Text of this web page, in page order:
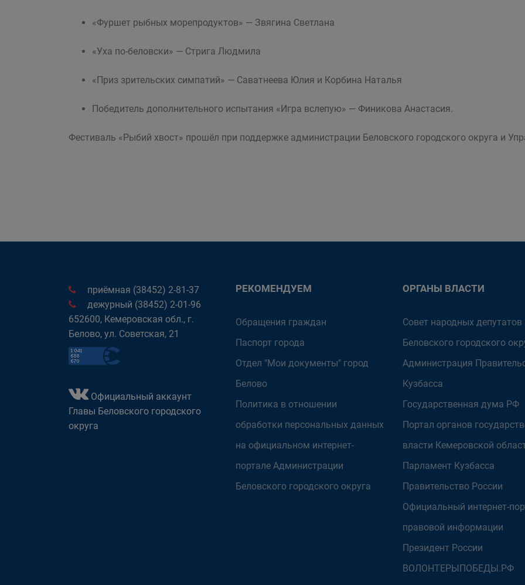
«Фуршет рыбных морепродуктов» — Звягина Светлана
«Уха по-беловски» — Стрига Людмила
«Приз зрительских симпатий» — Саватнеева Юлия и Корбина Наталья
Победитель дополнительного испытания «Игра вслепую» — Финикова Анастасия.
Фестиваль «Рыбий хвост» прошёл при поддержке администрации Беловского городского округа и
приёмная (38452) 2-81-37
дежурный (38452) 2-01-96
652600, Кемеровская обл., г.
Белово, ул. Советская, 21
Официальный аккаунт
Главы Беловского городского
округа
РЕКОМЕНДУЕМ
Обращения граждан
Паспорт города
Отдел "Мои документы" город
Белово
Политика в отношении
обработки персональных данных
на официальном интернет-
портале Администрации
Беловского городского округа
ОРГАНЫ ВЛАСТИ
Совет народных депутатов
Беловского городского
Администрация
Кузбасса
Государственная дума РФ
Портал органов
власти Кемеровской
Парламент Кузбасса
Правительство России
Официальный интернет-
правовой информации
Президент России
ВОЛОНТЕРЫПОБЕДЫ.РФ